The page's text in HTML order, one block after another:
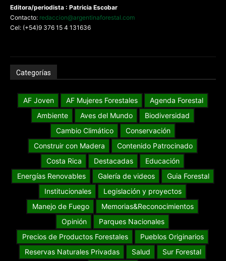
Editora/periodista : Patricia Escobar
Contacto: redaccion@argentinaforestal.com
Cel: (+54)9 376 15 4 131636
Categorías
AF Joven AF Mujeres Forestales
Agenda Forestal
Ambiente
Aves del Mundo
Biodiversidad
Cambio Climático
Conservación
Construir con Madera
Contenido Patrocinado
Costa Rica
Destacadas
Educación
Energías Renovables
Galería de videos
Guia Forestal
Institucionales
Legislación y proyectos
Manejo de Fuego
Memorias&Reconocimientos
Opinión
Parques Nacionales
Precios de Productos Forestales
Pueblos Originarios
Reservas Naturales Privadas
Salud
Sur Forestal